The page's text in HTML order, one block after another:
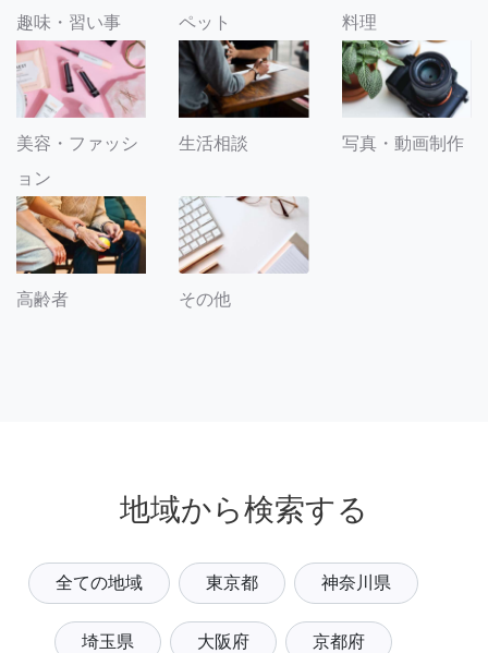
趣味・習い事 ペット 料理
美容・ファッシ
ョン
生活相談 写真・動画制作
高齢者 その他
地域から検索する
全ての地域 東京都 神奈川県
埼玉県 大阪府 京都府